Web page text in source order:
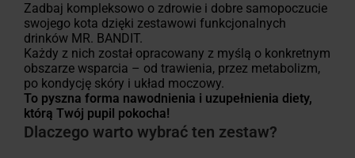
Zadbaj kompleksowo o zdrowie i dobre samopoczucie
swojego kota dzięki zestawowi funkcjonalnych
drinków MR. BANDIT.
Każdy z nich został opracowany z myślą o konkretnym
obszarze wsparcia – od trawienia, przez metabolizm,
po kondycję skóry i układ moczowy.
To pyszna forma nawodnienia i uzupełnienia diety,
którą Twój pupil pokocha!
Dlaczego warto wybrać ten zestaw?